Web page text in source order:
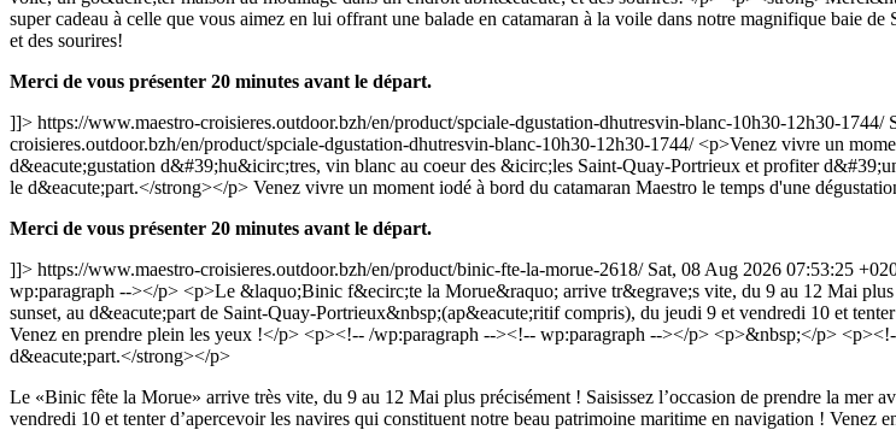
super cadeau à celle que vous aimez en lui offrant une balade en catamaran à la voile dans notre magnifique baie
et des sourires!
Merci de vous présenter 20 minutes avant le départ.
]]> https://www.maestro-croisieres.outdoor.bzh/en/product/spciale-dgustation-dhutresvin-blanc-10h30-12h30-1744/
croisieres.outdoor.bzh/en/product/spciale-dgustation-dhutresvin-blanc-10h30-12h30-1744/ <p>Venez vivre un
d&eacute;gustation d&#39;hu&icirc;tres, vin blanc au coeur des &icirc;les Saint-Quay-Portrieux et profiter
le d&eacute;part.</strong></p> Venez vivre un moment iodé à bord du catamaran Maestro le temps d'une
Merci de vous présenter 20 minutes avant le départ.
]]> https://www.maestro-croisieres.outdoor.bzh/en/product/binic-fte-la-morue-2618/ Sat, 08 Aug 2026 07:53:25
wp:paragraph --></p> <p>Le &laquo;Binic f&ecirc;te la Morue&raquo; arrive tr&egrave;s vite, du 9 au 12 Mai
sunset, au d&eacute;part de Saint-Quay-Portrieux&nbsp;(ap&eacute;ritif compris), du jeudi 9 et vendredi 10 et
Venez en prendre plein les yeux !</p> <p><!-- /wp:paragraph --><!-- wp:paragraph --></p> <p>&nbsp;</p>
d&eacute;part.</strong></p>
Le «Binic fête la Morue» arrive très vite, du 9 au 12 Mai plus précisément ! Saisissez l’occasion de prendre la mer
vendredi 10 et tenter d’apercevoir les navires qui constituent notre beau patrimoine maritime en navigation ! Venez